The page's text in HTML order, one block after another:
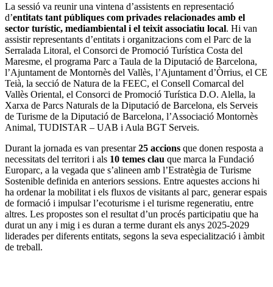
La sessió va reunir una vintena d’assistents en representació
d’entitats tant públiques com privades relacionades amb el
sector turístic, mediambiental i el teixit associatiu local. Hi van
assistir representants d’entitats i organitzacions com el Parc de la
Serralada Litoral, el Consorci de Promoció Turística Costa del
Maresme, el programa Parc a Taula de la Diputació de Barcelona,
l’Ajuntament de Montornès del Vallès, l’Ajuntament d’Òrrius, el CE
Teià, la secció de Natura de la FEEC, el Consell Comarcal del
Vallès Oriental, el Consorci de Promoció Turística D.O. Alella, la
Xarxa de Parcs Naturals de la Diputació de Barcelona, els Serveis
de Turisme de la Diputació de Barcelona, l’Associació Montornès
Animal, TUDISTAR – UAB i Aula BGT Serveis.
Durant la jornada es van presentar25 accions que donen resposta a
necessitats del territori i als 10 temes clau que marca la Fundació
Europarc, a la vegada que s’alineen amb l’Estratègia de Turisme
Sostenible definida en anteriors sessions. Entre aquestes accions hi
ha ordenar la mobilitat i els fluxos de visitants al parc, generar espais
de formació i impulsar l’ecoturisme i el turisme regeneratiu, entre
altres. Les propostes son el resultat d’un procés participatiu que ha
durat un any i mig i es duran a terme durant els anys 2025-2029
liderades per diferents entitats, segons la seva especialització i àmbit
de treball.